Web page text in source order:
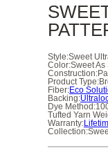
Style:Sweet
Color:Sweet As
Construction:
Product Type:
Fiber:Eco
Backing:
Dye Method:
Tufted Yarn
Warranty:
Collection: